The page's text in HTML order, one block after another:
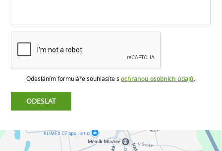
Odesláním formuláře souhlasíte s ochranou osobních údajů